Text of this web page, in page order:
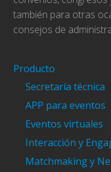
también para otras
consejos de
Producto
Secretaría técnica
APP para eventos
Eventos virtuales
Interacción y
Matchmaking y